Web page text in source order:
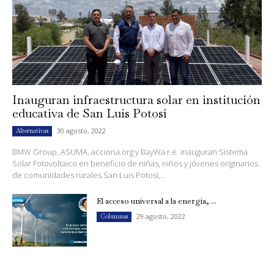
Inauguran infraestructura solar en institución
educativa de San Luis Potosí
Alternativas 30 agosto, 2022
BMW Group, ASUMA, acciona.org y BayWa r.e. inauguran Sistema
Solar Fotovoltaico en beneficio de niñas, niños y jóvenes originarios
de comunidades rurales San Luis Potosí,...
El acceso universal a la energía, ...
Columnas 29 agosto, 2022